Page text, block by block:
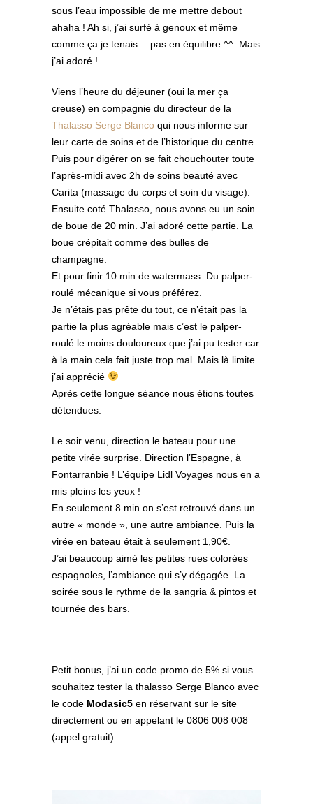
sous l’eau impossible de me mettre debout
ahaha ! Ah si, j’ai surfé à genoux et même
comme ça je tenais… pas en équilibre ^^. Mais
j’ai adoré !
Viens l’heure du déjeuner (oui la mer ça
creuse) en compagnie du directeur de la
Thalasso Serge Blanco qui nous informe sur
leur carte de soins et de l’historique du centre.
Puis pour digérer on se fait chouchouter toute
l’après-midi avec 2h de soins beauté avec
Carita (massage du corps et soin du visage).
Ensuite coté Thalasso, nous avons eu un soin
de boue de 20 min. J’ai adoré cette partie. La
boue crépitait comme des bulles de
champagne.
Et pour finir 10 min de watermass. Du palper-
roulé mécanique si vous préférez.
Je n’étais pas prête du tout, ce n’était pas la
partie la plus agréable mais c’est le palper-
roulé le moins douloureux que j’ai pu tester car
à la main cela fait juste trop mal. Mais là limite
j’ai apprécié
Après cette longue séance nous étions toutes
détendues.
Le soir venu, direction le bateau pour une
petite virée surprise. Direction l’Espagne, à
Fontarranbie ! L’équipe Lidl Voyages nous en a
mis pleins les yeux !
En seulement 8 min on s’est retrouvé dans un
autre « monde », une autre ambiance. Puis la
virée en bateau était à seulement 1,90€.
J’ai beaucoup aimé les petites rues colorées
espagnoles, l’ambiance qui s’y dégagée. La
soirée sous le rythme de la sangria & pintos et
tournée des bars.
Petit bonus, j’ai un code promo de 5% si vous
souhaitez tester la thalasso Serge Blanco avec
le code Modasic5 en réservant sur le site
directement ou en appelant le 0806 008 008
(appel gratuit).